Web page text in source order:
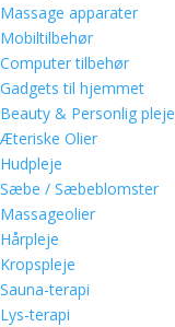
Massage apparater
Mobiltilbehør
Computer tilbehør
Gadgets til hjemmet
Beauty & Personlig pleje
Æteriske Olier
Hudpleje
Sæbe / Sæbeblomster
Massageolier
Hårpleje
Kropspleje
Sauna-terapi
Lys-terapi